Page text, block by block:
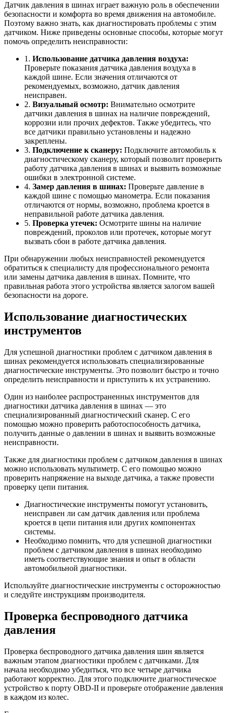
Датчик давления в шинах играет важную роль в обеспечении
безопасности и комфорта во время движения на автомобиле.
Поэтому важно знать, как диагностировать проблемы с этим
датчиком. Ниже приведены основные способы, которые могут
помочь определить неисправности:
1. Использование датчика давления воздуха:
Проверьте показания датчика давления воздуха в
каждой шине. Если значения отличаются от
рекомендуемых, возможно, датчик давления
неисправен.
2. Визуальный осмотр: Внимательно осмотрите
датчики давления в шинах на наличие повреждений,
коррозии или прочих дефектов. Также убедитесь, что
все датчики правильно установлены и надежно
закреплены.
3. Подключение к сканеру: Подключите автомобиль к
диагностическому сканеру, который позволит проверить
работу датчика давления в шинах и выявить возможные
ошибки в электронной системе.
4. Замер давления в шинах: Проверьте давление в
каждой шине с помощью манометра. Если показания
отличаются от нормы, возможно, проблема кроется в
неправильной работе датчика давления.
5. Проверка утечек: Осмотрите шины на наличие
повреждений, проколов или протечек, которые могут
вызвать сбои в работе датчика давления.
При обнаружении любых неисправностей рекомендуется
обратиться к специалисту для профессионального ремонта
или замены датчика давления в шинах. Помните, что
правильная работа этого устройства является залогом вашей
безопасности на дороге.
Использование диагностических
инструментов
Для успешной диагностики проблем с датчиком давления в
шинах рекомендуется использовать специализированные
диагностические инструменты. Это позволит быстро и точно
определить неисправности и приступить к их устранению.
Один из наиболее распространенных инструментов для
диагностики датчика давления в шинах — это
специализированный диагностический сканер. С его
помощью можно проверить работоспособность датчика,
получить данные о давлении в шинах и выявить возможные
неисправности.
Также для диагностики проблем с датчиком давления в шинах
можно использовать мультиметр. С его помощью можно
проверить напряжение на выходе датчика, а также провести
проверку цепи питания.
Диагностические инструменты помогут установить,
неисправен ли сам датчик давления или проблема
кроется в цепи питания или других компонентах
системы.
Необходимо помнить, что для успешной диагностики
проблем с датчиком давления в шинах необходимо
иметь соответствующие знания и опыт в области
автомобильной диагностики.
Используйте диагностические инструменты с осторожностью
и следуйте инструкциям производителя.
Проверка беспроводного датчика
давления
Проверка беспроводного датчика давления шин является
важным этапом диагностики проблем с датчиками. Для
начала необходимо убедиться, что все четыре датчика
работают корректно. Для этого подключите диагностическое
устройство к порту OBD-II и проверьте отображение давления
в каждом из колес.